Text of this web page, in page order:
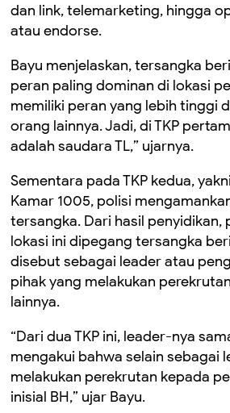
dan link, telemarketing, hingga
atau endorse.
Bayu menjelaskan, tersangka
peran paling dominan di lokasi
memiliki peran yang lebih tinggi
orang lainnya. Jadi, di TKP
adalah saudara TL,” ujarnya.
Sementara pada TKP kedua,
Kamar 1005, polisi
tersangka. Dari hasil penyidikan,
lokasi ini dipegang tersangka
disebut sebagai leader atau
pihak yang melakukan
lainnya.
“Dari dua TKP ini, leader-nya
mengakui bahwa selain sebagai
melakukan perekrutan kepada
inisial BH,” ujar Bayu.